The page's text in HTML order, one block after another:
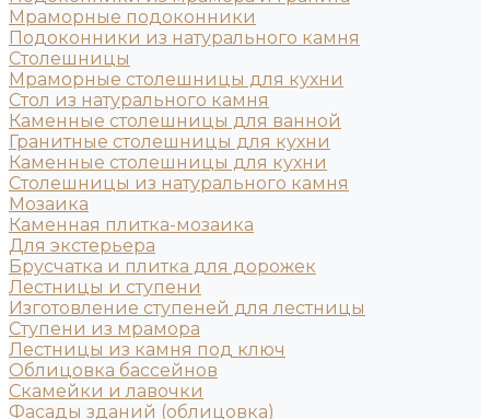
Мраморные подоконники
Подоконники из натурального камня
Столешницы
Мраморные столешницы для кухни
Стол из натурального камня
Каменные столешницы для ванной
Гранитные столешницы для кухни
Каменные столешницы для кухни
Столешницы из натурального камня
Мозаика
Каменная плитка-мозаика
Для экстерьера
Брусчатка и плитка для дорожек
Лестницы и ступени
Изготовление ступеней для лестницы
Ступени из мрамора
Лестницы из камня под ключ
Облицовка бассейнов
Скамейки и лавочки
Фасады зданий (облицовка)